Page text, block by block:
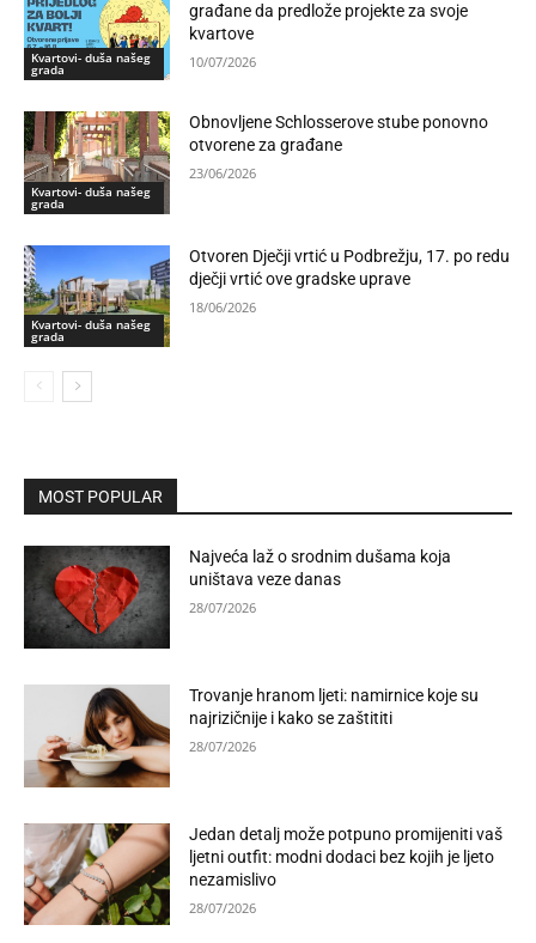
Kvartovi- duša našeg
grada
građane da predlože projekte za svoje
kvartove
10/07/2026
Kvartovi- duša našeg
grada
Obnovljene Schlosserove stube ponovno
otvorene za građane
23/06/2026
Kvartovi- duša našeg
grada
Otvoren Dječji vrtić u Podbrežju, 17. po redu
dječji vrtić ove gradske uprave
18/06/2026
MOST POPULAR
Najveća laž o srodnim dušama koja
uništava veze danas
28/07/2026
Trovanje hranom ljeti: namirnice koje su
najrizičnije i kako se zaštititi
28/07/2026
Jedan detalj može potpuno promijeniti vaš
ljetni outfit: modni dodaci bez kojih je ljeto
nezamislivo
28/07/2026